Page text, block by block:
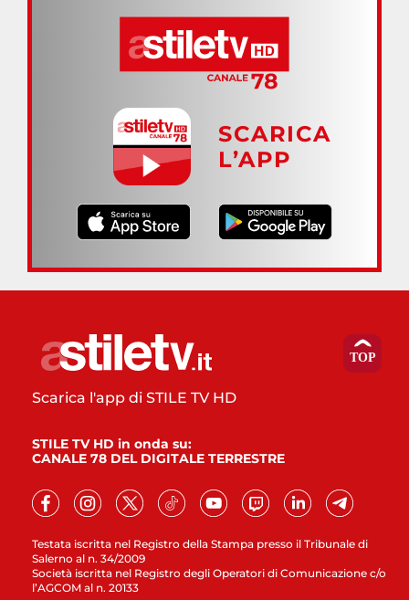
SCARICA
L’APP
Testata iscritta nel Registro della Stampa presso il Tribunale di
Salerno al n. 34/2009
Società iscritta nel Registro degli Operatori di Comunicazione c/o
l’AGCOM al n. 20133
Scarica l'app di STILE TV HD
STILE TV HD in onda su:
CANALE 78 DEL DIGITALE TERRESTRE